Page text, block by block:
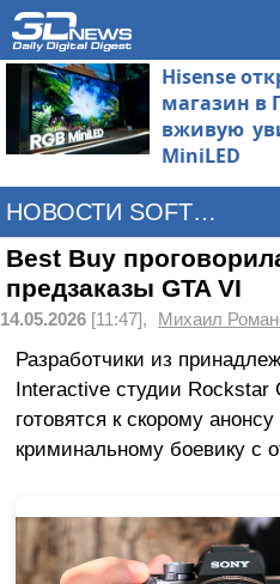
Hisense
магазин в
вживую
MiniLED
НОВОСТИ SOFTWARE
Best Buy
предзаказы GTA VI
14.05.2026 [11:47], Михаил
Разработчики из
Interactive студии Rockstar
готовятся к скорому
криминальному боевику с